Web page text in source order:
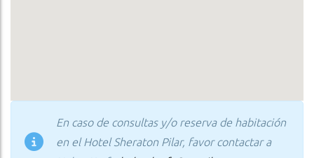
En caso de consultas y/o reserva de habitación
en el Hotel Sheraton Pilar, favor contactar a